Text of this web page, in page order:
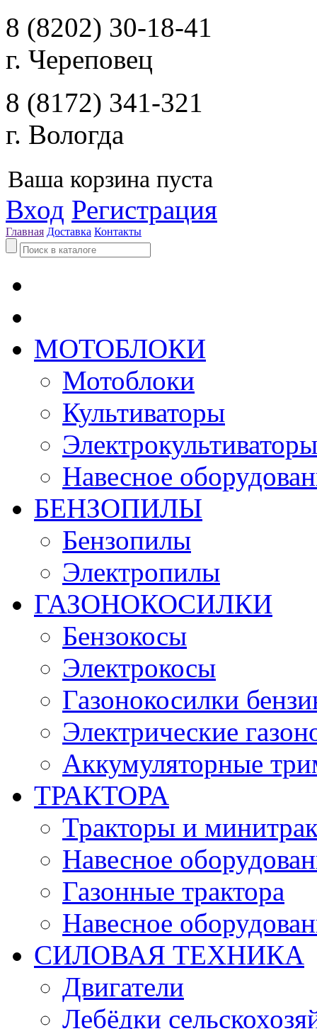
8 (8202) 30-18-41
г. Череповец
8 (8172) 341-321
г. Вологда
Ваша корзина пуста
Вход Регистрация
Главная Доставка Контакты
МОТОБЛОКИ
Мотоблоки
Культиваторы
Электрокультиваторы
Навесное
БЕНЗОПИЛЫ
Бензопилы
Электропилы
ГАЗОНОКОСИЛКИ
Бензокосы
Электрокосы
Газонокосилки
Электрические
Аккумуляторные
ТРАКТОРА
Тракторы и
Навесное
Газонные трактора
Навесное
СИЛОВАЯ ТЕХНИКА
Двигатели
Лебёдки